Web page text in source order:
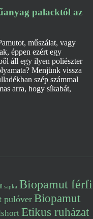
palacktól az
műszálat, vagy
éppen ezért egy
áll egy ilyen poliészter
Menjünk vissza
szép számmal
arra, hogy síkabát,
sapka Biopamut férfi
pulóverBiopamut
Etikus ruházat